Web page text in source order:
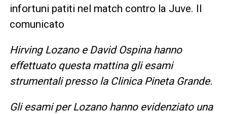
infortuni patiti nel match contro la Juve. Il
comunicato
Hirving Lozano e David Ospina hanno
effettuato questa mattina gli esami
strumentali presso la Clinica Pineta Grande.
Gli esami per Lozano hanno evidenziato una